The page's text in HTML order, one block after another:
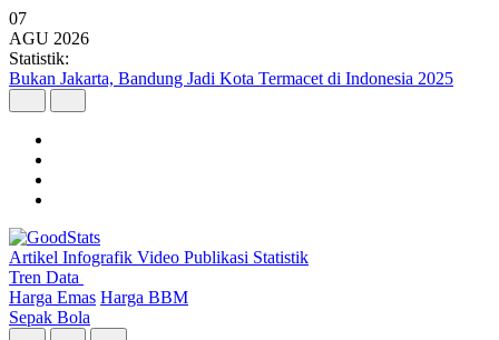
07
AGU 2026
Statistik:
Argo Merbabu Catat Penumpang Tertinggi dari 8 Layanan KA
Argo pada Semester I 2026
ArtikelInfografik
Tren Data
Harga Emas